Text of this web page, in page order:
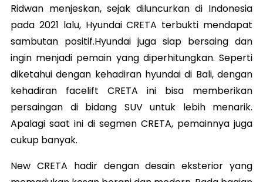
Ridwan menjeskan, sejak diluncurkan di Indonesia
pada 2021 lalu, Hyundai CRETA terbukti mendapat
sambutan positif.Hyundai juga siap bersaing dan
ingin menjadi pemain yang diperhitungkan. Seperti
diketahui dengan kehadiran hyundai di Bali, dengan
kehadiran facelift CRETA ini bisa memberikan
persaingan di bidang SUV untuk lebih menarik.
Apalagi saat ini di segmen CRETA, pemainnya juga
cukup banyak.
New CRETA hadir dengan desain eksterior yang